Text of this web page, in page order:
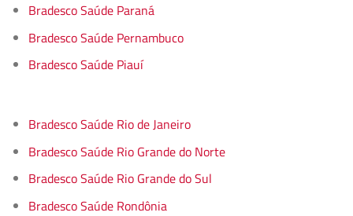
Bradesco Saúde Paraná
Bradesco Saúde Pernambuco
Bradesco Saúde Piauí
Bradesco Saúde Rio de Janeiro
Bradesco Saúde Rio Grande do Norte
Bradesco Saúde Rio Grande do Sul
Bradesco Saúde Rondônia